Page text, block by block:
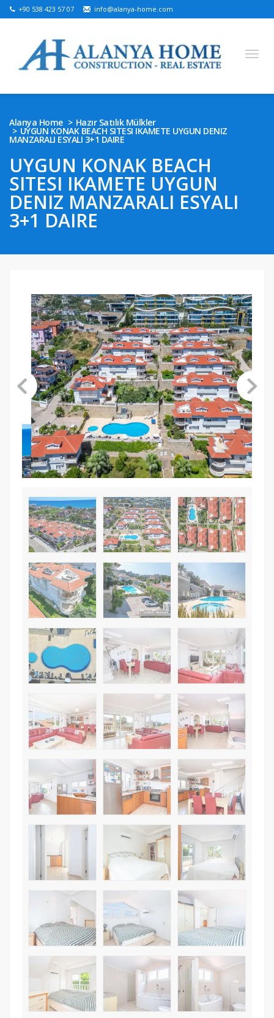
+90 538 423 57 07 info@alanya-home.com
Persian Bosnian French Kazakh
Ukrainian
SATILIK PROJELER
HAZIR SATILIK MÜLKLER
ALANYA’DA EMLAK
Alanya Home Hazır Satılık Mülkler
UYGUN KONAK BEACH SITESI IKAMETE UYGUN DENIZ
MANZARALI ESYALI 3+1 DAIRE
UYGUN KONAK BEACH
SITESI IKAMETE UYGUN
DENIZ MANZARALI ESYALI
3+1 DAIRE